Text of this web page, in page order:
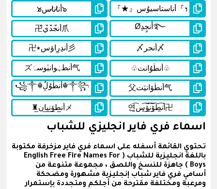
اسماء فري فاير انجليزي للشباب
تحتوي القائمة أسفله على اسماء فري فاير مزخرفة مكتوبة
باللغة انجليزية للشباب ( English Free Fire Names For
Boys ) جاهزة للنسخ واللصق ، مجموعة متنوعة من
أسامي فري فاير شباب إنجليزية مشهورة ومضحكة
ومرعبة ومختلفة مقترحة من أجلكم ومتجددة بإستمرار